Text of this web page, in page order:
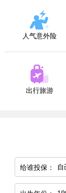
人气意外险
出行旅游
给谁投保：